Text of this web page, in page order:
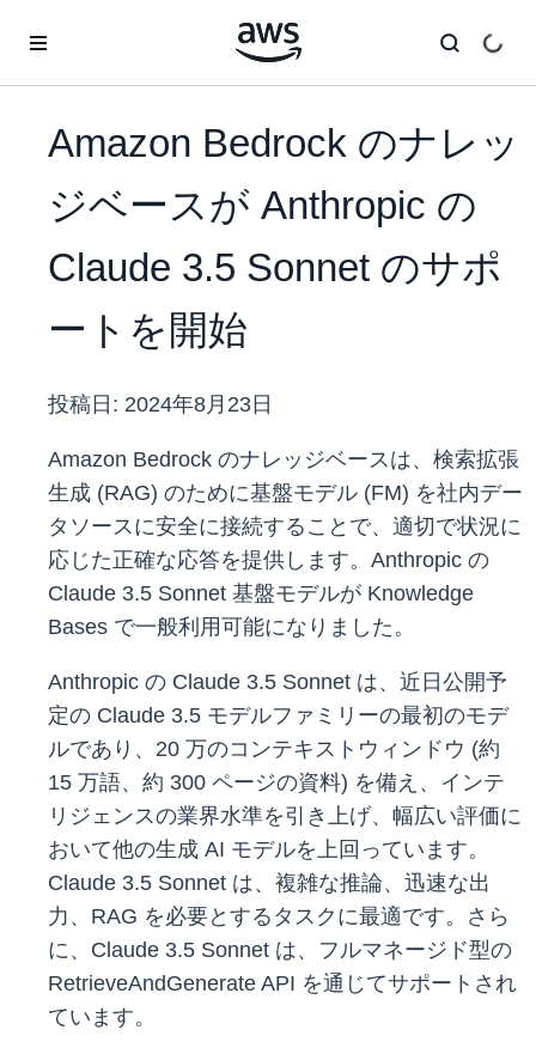
Amazon Bedrock のナレッ
ジベースが Anthropic の
Claude 3.5 Sonnet のサポ
ートを開始
投稿日: 2024年8月23日
Amazon Bedrock のナレッジベースは、検索拡張
生成 (RAG) のために基盤モデル (FM) を社内デー
タソースに安全に接続することで、適切で状況に
応じた正確な応答を提供します。Anthropic の
Claude 3.5 Sonnet 基盤モデルが Knowledge
Bases で一般利用可能になりました。
Anthropic の Claude 3.5 Sonnet は、近日公開予
定の Claude 3.5 モデルファミリーの最初のモデ
ルであり、20 万のコンテキストウィンドウ (約
15 万語、約 300 ページの資料) を備え、インテ
リジェンスの業界水準を引き上げ、幅広い評価に
おいて他の生成 AI モデルを上回っています。
Claude 3.5 Sonnet は、複雑な推論、迅速な出
力、RAG を必要とするタスクに最適です。さら
に、Claude 3.5 Sonnet は、フルマネージド型の
RetrieveAndGenerate API を通じてサポートされ
ています。